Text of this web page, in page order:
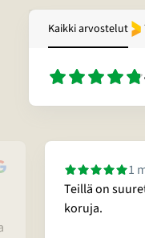
Kaikki arvostelut
1
Teillä on
koruja.